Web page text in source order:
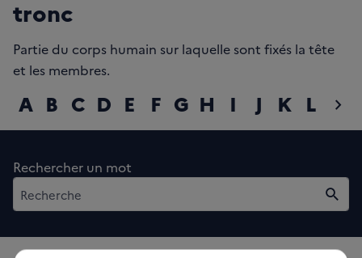
tronc
Partie du corps humain sur laquelle sont fixés la tête
et les membres.
chevron_right
A B C D E F G H I J K L M
Rechercher un mot